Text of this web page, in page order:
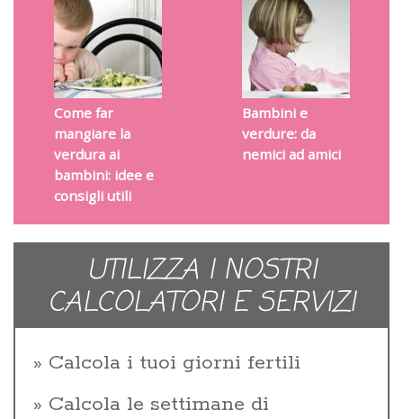
Come far
mangiare la
verdura ai
bambini: idee e
consigli utili
Bambini e
verdure: da
nemici ad amici
UTILIZZA I NOSTRI
CALCOLATORI E SERVIZI
Calcola i tuoi giorni fertili
Calcola le settimane di